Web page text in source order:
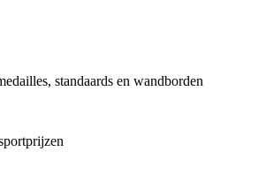
standaards en wandborden